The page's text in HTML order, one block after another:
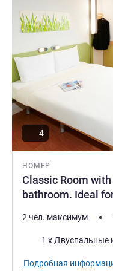
НОМЕР
Classic Room
bathroom. Ideal
4
2 чел. максимум
Постель1 x Двуспальные
Подробная